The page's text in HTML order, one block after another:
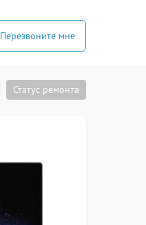
Перезвоните мне
Статус ремонта